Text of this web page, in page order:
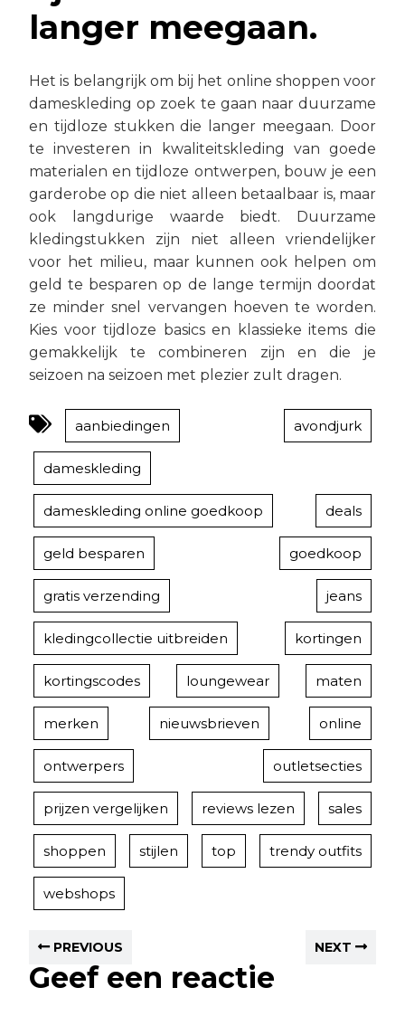
langer meegaan.
Het is belangrijk om bij het online shoppen voor
dameskleding op zoek te gaan naar duurzame
en tijdloze stukken die langer meegaan. Door
te investeren in kwaliteitskleding van goede
materialen en tijdloze ontwerpen, bouw je een
garderobe op die niet alleen betaalbaar is, maar
ook langdurige waarde biedt. Duurzame
kledingstukken zijn niet alleen vriendelijker
voor het milieu, maar kunnen ook helpen om
geld te besparen op de lange termijn doordat
ze minder snel vervangen hoeven te worden.
Kies voor tijdloze basics en klassieke items die
gemakkelijk te combineren zijn en die je
seizoen na seizoen met plezier zult dragen.
aanbiedingen avondjurk
dameskleding
dameskleding online goedkoop deals
geld besparen goedkoop
gratis verzending jeans
kledingcollectie uitbreiden kortingen
kortingscodes loungewear maten
merken nieuwsbrieven online
ontwerpers outletsecties
prijzen vergelijken reviews lezen sales
shoppen stijlen top trendy outfits
webshops
PREVIOUS NEXT
Geef een reactie